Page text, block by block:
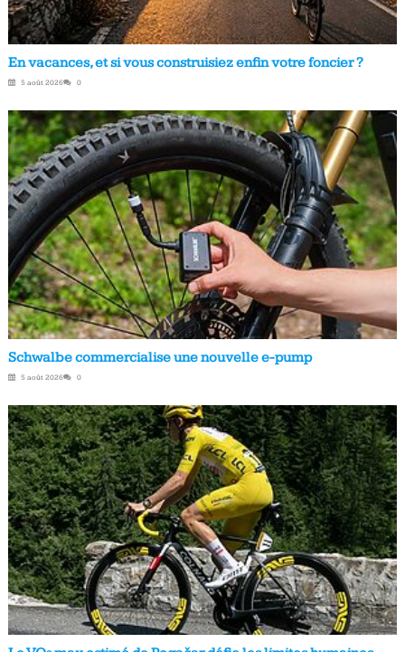
En vacances, et si vous construisiez enfin votre foncier ?
5 août 2026 0
Schwalbe commercialise une nouvelle e-pump
5 août 2026 0